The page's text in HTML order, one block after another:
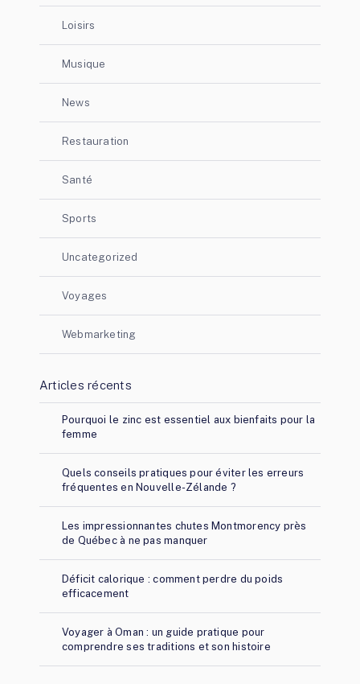
Loisirs
Musique
News
Restauration
Santé
Sports
Uncategorized
Voyages
Webmarketing
Articles récents
Pourquoi le zinc est essentiel aux bienfaits pour la
femme
Quels conseils pratiques pour éviter les erreurs
fréquentes en Nouvelle-Zélande ?
Les impressionnantes chutes Montmorency près
de Québec à ne pas manquer
Déficit calorique : comment perdre du poids
efficacement
Voyager à Oman : un guide pratique pour
comprendre ses traditions et son histoire